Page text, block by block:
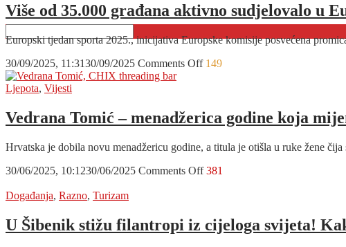
jedna
godina
kojoj
će
investicije
za
ali
baš
neće
puno
zaraditi!
Više od 35.000 građana aktivno sudjelovalo u
Europski tjedan sporta 2025., inicijativa Europske komisije posvećena
30/09/2025, 11:3130/09/2025 Comments Offon
građana
aktivno
u
tjednu
Hrvatske
149
Ljepota, Vijesti
Vedrana Tomić – menadžerica godine koja
Hrvatska je dobila novu menadžericu godine, a titula je otišla u ruke žene
30/06/2025, 10:1230/06/2025 Comments Offon
menadžerica
godine
381
Događanja, Razno, Turizam
U Šibenik stižu filantropi iz cijeloga svijeta!